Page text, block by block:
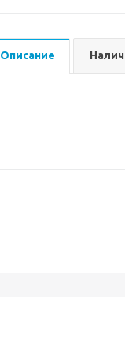
Описание